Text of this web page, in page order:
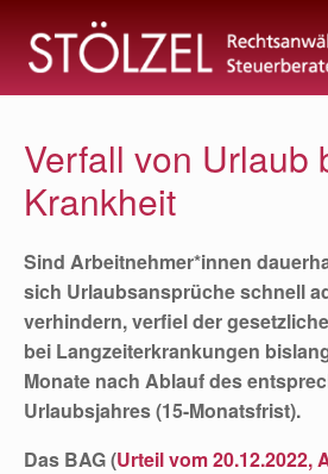
Inhalt
springen
Verfall von Urlaub
Krankheit
Sind Arbeitnehmer*innen
sich Urlaubsansprüche schnell
verhindern, verfiel der
bei Langzeiterkrankungen
Monate nach Ablauf des
Urlaubsjahres (15-Monatsfrist).
Das BAG (Urteil vom 20.12.2022,